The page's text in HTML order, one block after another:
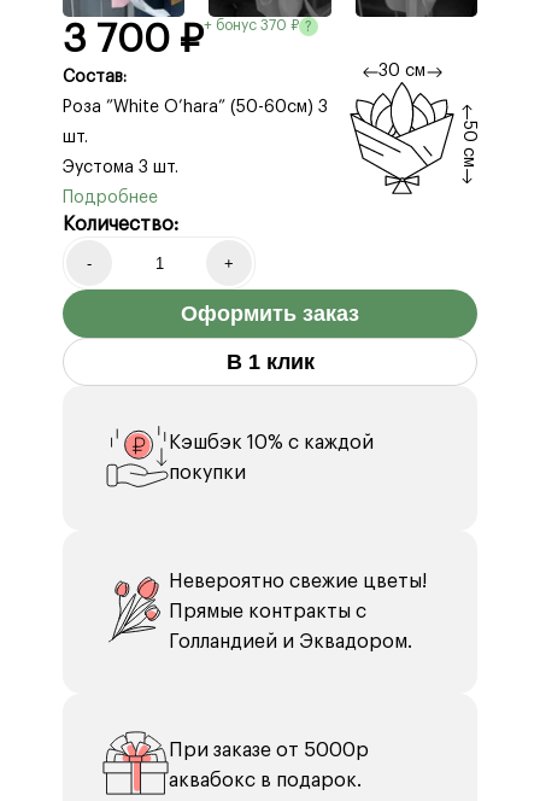
3 700 ₽+ бонус 370 ₽ ?
Состав:
Роза ”White O’hara” (50-60см) 3
шт.
Эустома 3 шт.
Упаковка Корейская Плёнка 3 шт.
Маттиола 3 шт.
Бумага тишью 2 шт.
30 см
50 см
Количество:
- +
Оформить заказ
В 1 клик
Кэшбэк 10% с каждой
покупки
Невероятно свежие цветы!
Прямые контракты с
Голландией и Эквадором.
При заказе от 5000р
аквабокс в подарок.